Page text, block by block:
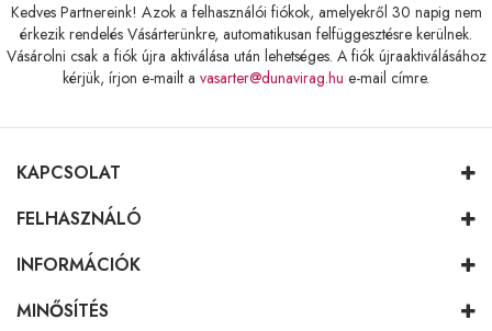
Kedves Partnereink! Azok a felhasználói fiókok, amelyekről 30 napig nem
érkezik rendelés Vásárterünkre, automatikusan felfüggesztésre kerülnek.
Vásárolni csak a fiók újra aktiválása után lehetséges. A fiók újraaktiválásához
kérjük, írjon e-mailt a vasarter@dunavirag.hu e-mail címre.
KAPCSOLAT
FELHASZNÁLÓ
INFORMÁCIÓK
MINŐSÍTÉS